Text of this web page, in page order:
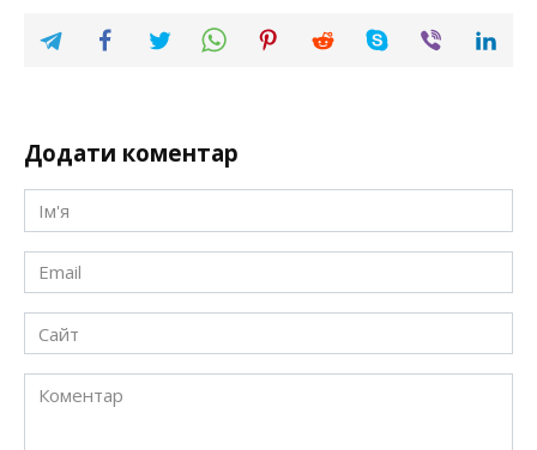
Додати коментар
Ім'я
*
Email
*
Сайт
Коментар